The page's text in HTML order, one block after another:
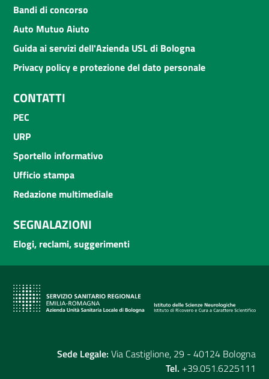
Bandi di concorso
Auto Mutuo Aiuto
Guida ai servizi dell'Azienda USL di Bologna
Privacy policy e protezione del dato personale
CONTATTI
PEC
URP
Sportello informativo
Ufficio stampa
Redazione multimediale
SEGNALAZIONI
Elogi, reclami, suggerimenti
Sede Legale: Via Castiglione, 29 - 40124 Bologna
Tel. +39.051.6225111